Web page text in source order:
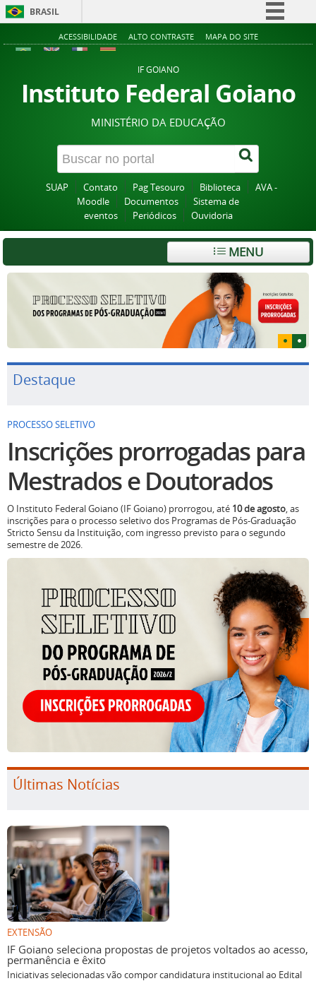
BRASIL
Simplifique!
Acesso à informação
Legislação
Canais
ACESSIBILIDADE ALTO CONTRASTE MAPA DO SITE
IF GOIANO
Instituto Federal Goiano
MINISTÉRIO DA EDUCAÇÃO
SUAP Contato Pag Tesouro Biblioteca
AVA -
Moodle
Documentos
Sistema de
eventos
Periódicos Ouvidoria
MENU
Destaque
PROCESSO SELETIVO
Inscrições prorrogadas para
Mestrados e Doutorados
O Instituto Federal Goiano (IF Goiano) prorrogou, até 10 de agosto, as
inscrições para o processo seletivo dos Programas de Pós-Graduação
Stricto Sensu da Instituição, com ingresso previsto para o segundo
semestre de 2026.
Últimas Notícias
EXTENSÃO
IF Goiano seleciona propostas de projetos voltados ao acesso,
permanência e êxito
Iniciativas selecionadas vão compor candidatura institucional ao Edital